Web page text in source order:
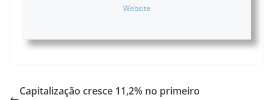
Website
Capitalização cresce 11,2% no primeiro